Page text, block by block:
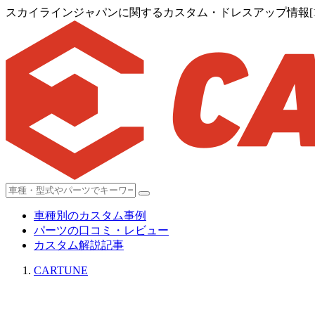
スカイラインジャパンに関するカスタム・ドレスアップ情報
車種別のカスタム事例
パーツの口コミ・レビュー
カスタム解説記事
CARTUNE